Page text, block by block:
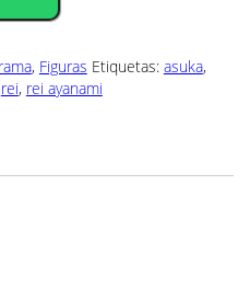
, Figuras Etiquetas: asuka,
rei, rei ayanami